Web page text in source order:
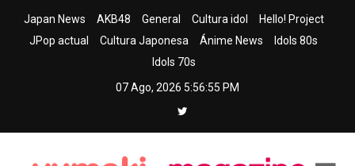
Japan News AKB48 General Cultura idol
Hello! Project
JPop actual
Cultura Japonesa Ánime News
Idols 80s
Idols 70s
07 Ago, 2026 5:56:56 PM